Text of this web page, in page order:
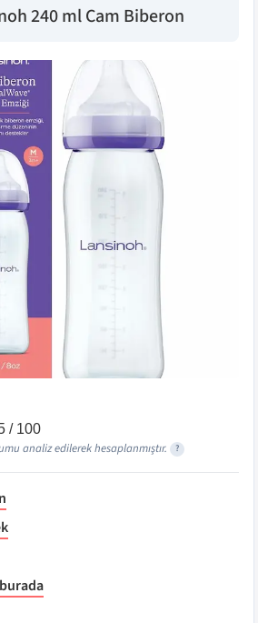
240 ml Cam Biberon
/ 100
analiz edilerek hesaplanmıştır. ?